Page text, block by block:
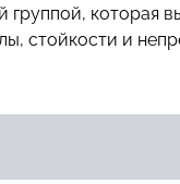
которая
стойкости и